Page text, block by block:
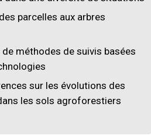
parcelles aux arbres
méthodes de suivis basées
sur les évolutions des
les sols agroforestiers